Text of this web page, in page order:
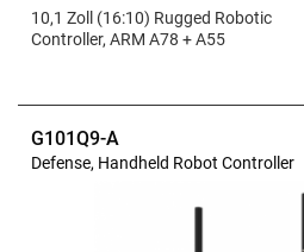
10,1 Zoll (16:10) Rugged Robotic
Controller, ARM A78 + A55
G101Q9-A
Defense, Handheld Robot Controller